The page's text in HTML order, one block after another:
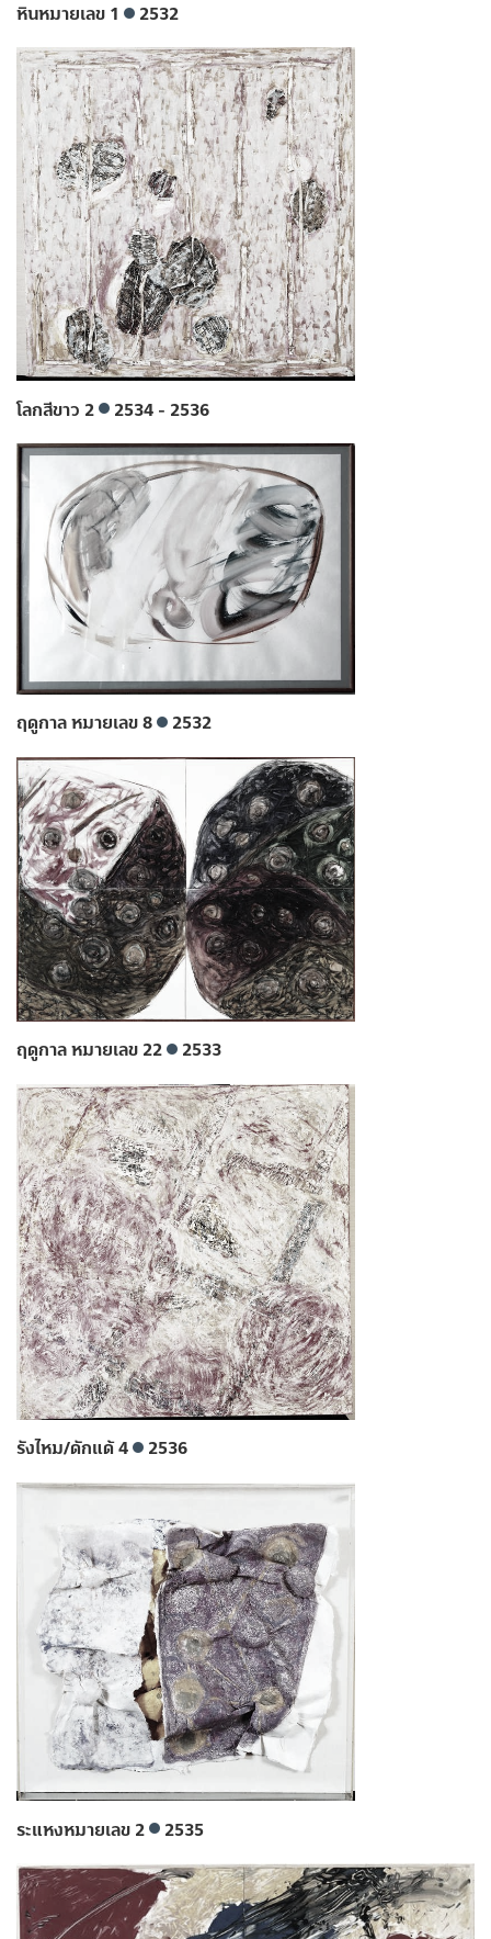
หินหมายเลข 1 2532
โลกสีขาว 2 2534 - 2536
ฤดูกาล หมายเลข 8 2532
ฤดูกาล หมายเลข 22 2533
รังไหม/ดักแด้ 4 2536
ระแหงหมายเลข 2 2535